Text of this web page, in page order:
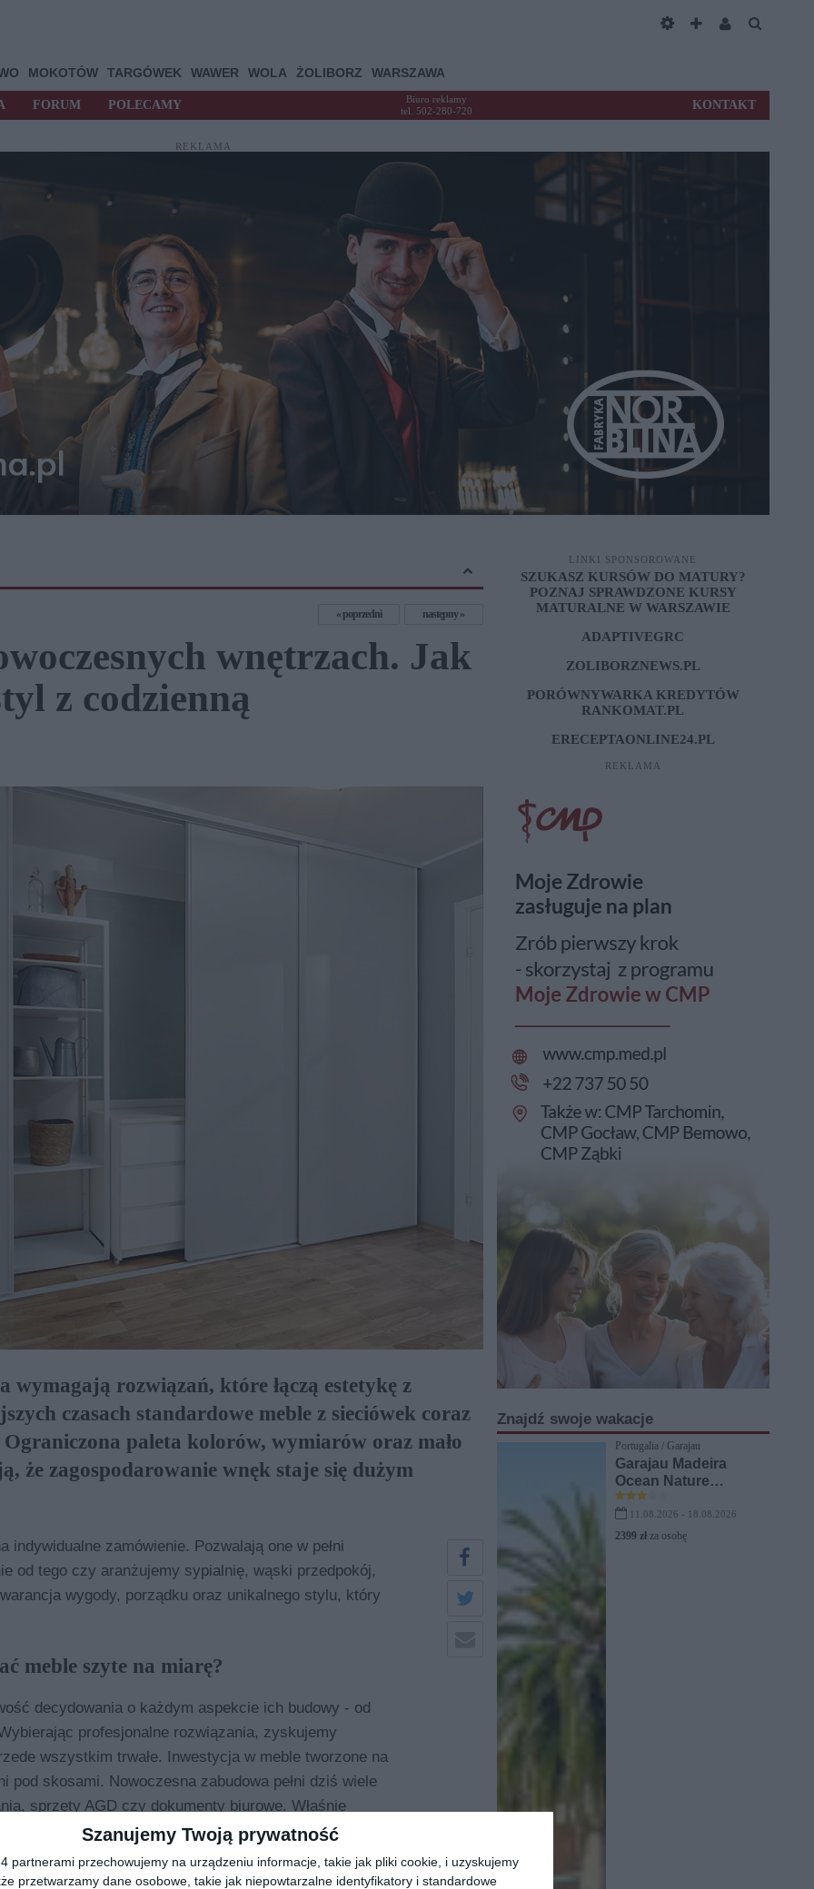
Szanujemy Twoją prywatność
partnerami przechowujemy na urządzeniu informacje, takie jak pliki cookie, i uzyskujemy
przetwarzamy dane osobowe, takie jak niepowtarzalne identyfikatory i standardowe
MOKOTÓW TARGÓWEK WAWER WOLA ŻOLIBORZ WARSZAWA
FORUM POLECAMY
Biuro reklamy
tel. 502-280-720
KONTAKT
REKLAMA
poprzedni następny
wnętrzach. Jak
z codzienną
rozwiązań, które łączą estetykę z
czasach standardowe meble z sieciówek coraz
paleta kolorów, wymiarów oraz mało
że zagospodarowanie wnęk staje się dużym
zamówienie. Pozwalają one w pełni
od tego czy aranżujemy sypialnię, wąski przedpokój,
wygody, porządku oraz unikalnego stylu, który
meble szyte na miarę?
decydowania o każdym aspekcie ich budowy - od
profesjonalne rozwiązania, zyskujemy
wszystkim trwałe. Inwestycja w meble tworzone na
pod skosami. Nowoczesna zabudowa pełni dziś wiele
sprzęty AGD czy dokumenty biurowe. Właśnie
Jeśli interesują Cię profesjonalneszafy na
się z ofertą Super Szafy, zapewniającą
LINKI SPONSOROWANE
SZUKASZ KURSÓW DO MATURY?
POZNAJ SPRAWDZONE KURSY
MATURALNE W WARSZAWIE
ADAPTIVEGRC
ZOLIBORZNEWS.PL
PORÓWNYWARKA KREDYTÓW
RANKOMAT.PL
ERECEPTAONLINE24.PL
REKLAMA
Znajdź swoje wakacje
Portugalia / Garajau
Garajau Madeira
Ocean Nature
Apartments (ex. Dom
Pedro Garajau)
11.08.2026 - 18.08.2026
2399 zł za osobę